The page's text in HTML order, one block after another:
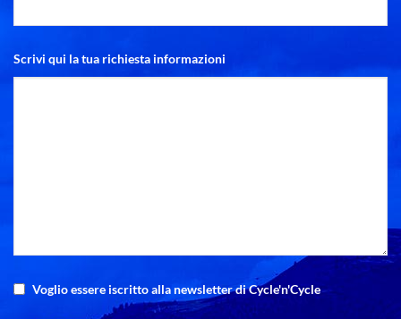
Scrivi qui la tua richiesta informazioni
Voglio essere iscritto alla newsletter di Cycle'n'Cycle